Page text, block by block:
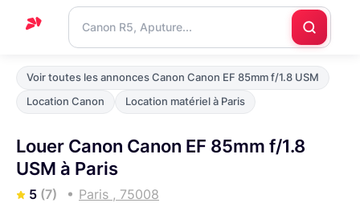
Accueil
Support
Nous
contacter
Voir toutes les annonces Canon Canon EF 85mm f/1.8 USM
Location Canon
Location matériel à Paris
Louer Canon Canon EF 85mm f/1.8
USM à Paris
5 (7) Paris , 75008